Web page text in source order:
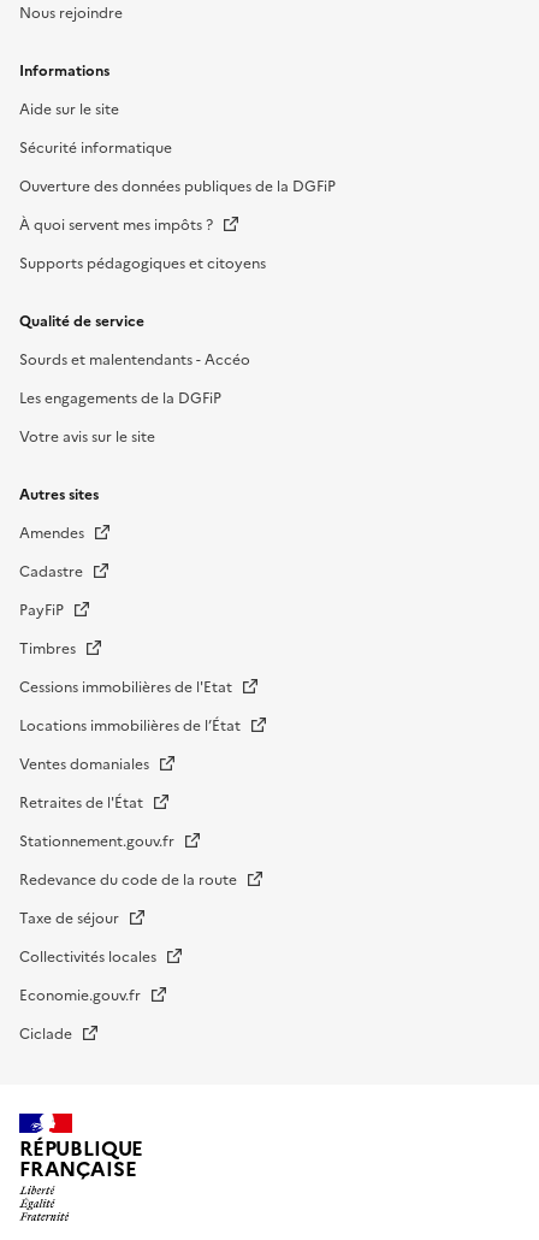
Nous rejoindre
Informations
Aide sur le site
Sécurité informatique
Ouverture des données publiques de la DGFiP
À quoi servent mes impôts ?
Supports pédagogiques et citoyens
Qualité de service
Sourds et malentendants - Accéo
Les engagements de la DGFiP
Votre avis sur le site
Autres sites
Amendes
Cadastre
PayFiP
Timbres
Cessions immobilières de l'Etat
Locations immobilières de l’État
Ventes domaniales
Retraites de l'État
Stationnement.gouv.fr
Redevance du code de la route
Taxe de séjour
Collectivités locales
Economie.gouv.fr
Ciclade
RÉPUBLIQUE
FRANÇAISE